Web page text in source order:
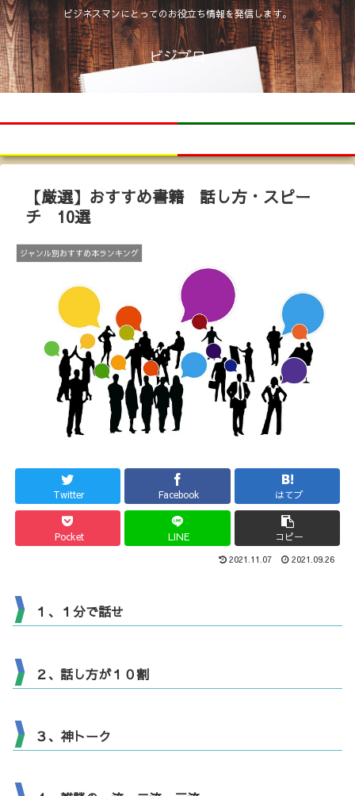
ビジネスマンにとってのお役立ち情報を発信します。
ビジブロ
【厳選】おすすめ書籍 話し方・スピー
チ 10選
ジャンル別おすすめ本ランキング
Twitter Facebook はてブ
Pocket LINE コピー
2021.11.07 2021.09.26
１、１分で話せ
２、話し方が１０割
３、神トーク